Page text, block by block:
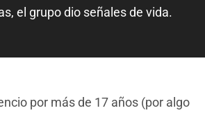
el grupo dio señales de vida.
por más de 17 años (por algo